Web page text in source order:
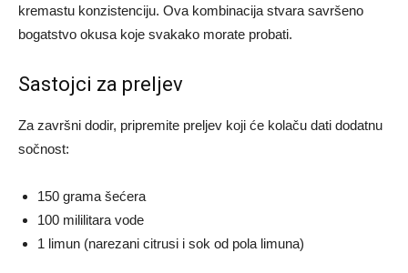
kremastu konzistenciju. Ova kombinacija stvara savršeno
bogatstvo okusa koje svakako morate probati.
Sastojci za preljev
Za završni dodir, pripremite preljev koji će kolaču dati dodatnu
sočnost:
150 grama šećera
100 mililitara vode
1 limun (narezani citrusi i sok od pola limuna)